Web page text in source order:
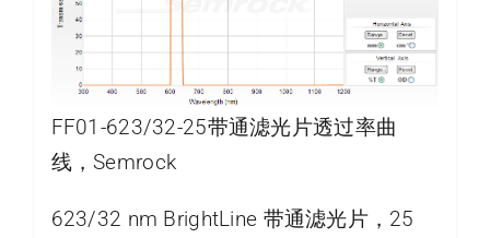
FF01-623/32-25带通滤光片透过率曲
线，Semrock
623/32 nm BrightLine 带通滤光片，25